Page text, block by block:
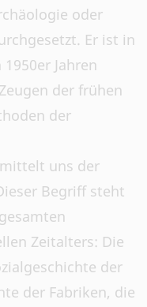
oder
Er ist in
Jahren
der frühen
der
uns der
Begriff steht
Zeitalters: Die
der
der Fabriken, die